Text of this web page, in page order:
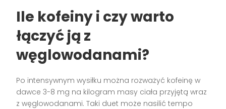
Ile kofeiny i czy warto
łączyć ją z
węglowodanami?
Po intensywnym wysiłku można rozważyć kofeinę w
dawce 3-8 mg na kilogram masy ciała przyjętą wraz
z węglowodanami. Taki duet może nasilić tempo